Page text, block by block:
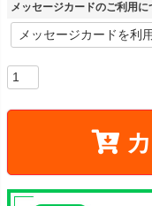
メッセージカードのご利用に